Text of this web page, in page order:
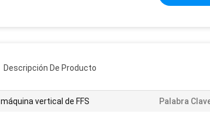
Descripción De Producto
máquina vertical de FFS Palabra